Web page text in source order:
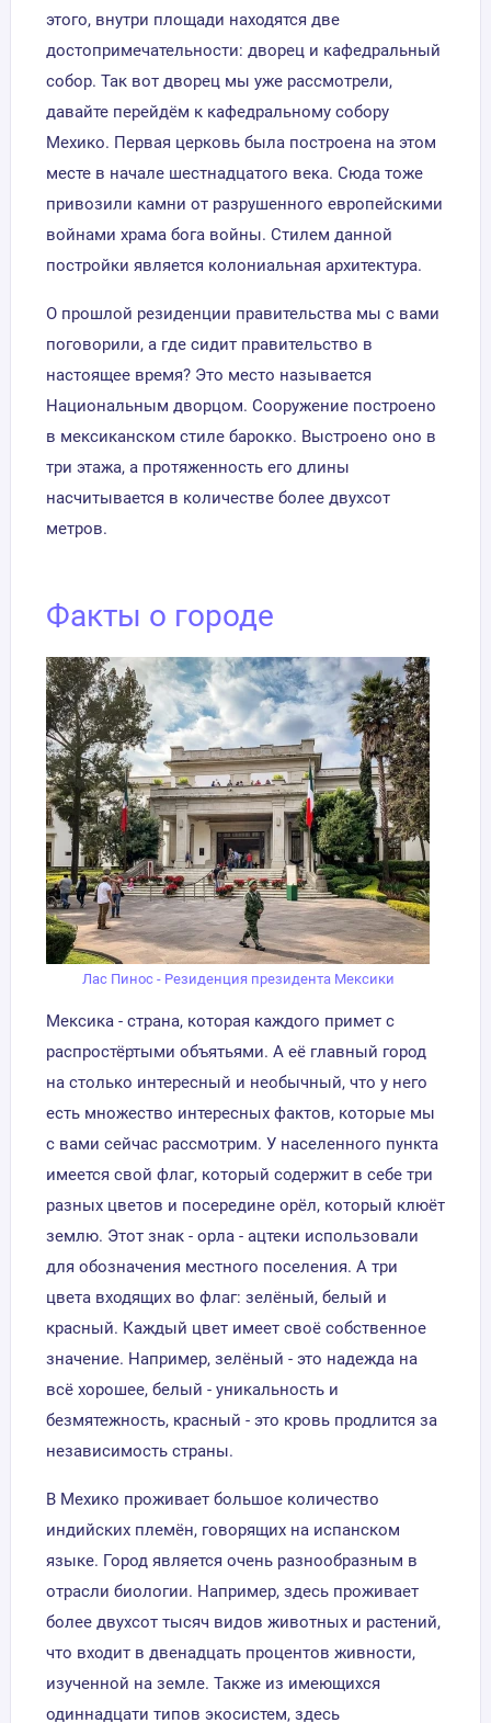
этого, внутри площади находятся две
достопримечательности: дворец и кафедральный
собор. Так вот дворец мы уже рассмотрели,
давайте перейдём к кафедральному собору
Мехико. Первая церковь была построена на этом
месте в начале шестнадцатого века. Сюда тоже
привозили камни от разрушенного европейскими
войнами храма бога войны. Стилем данной
постройки является колониальная архитектура.
О прошлой резиденции правительства мы с вами
поговорили, а где сидит правительство в
настоящее время? Это место называется
Национальным дворцом. Сооружение построено
в мексиканском стиле барокко. Выстроено оно в
три этажа, а протяженность его длины
насчитывается в количестве более двухсот
метров.
Факты о городе
Лас Пинос - Резиденция президента Мексики
Мексика - страна, которая каждого примет с
распростёртыми объятьями. А её главный город
на столько интересный и необычный, что у него
есть множество интересных фактов, которые мы
с вами сейчас рассмотрим. У населенного пункта
имеется свой флаг, который содержит в себе три
разных цветов и посередине орёл, который клюёт
землю. Этот знак - орла - ацтеки использовали
для обозначения местного поселения. А три
цвета входящих во флаг: зелёный, белый и
красный. Каждый цвет имеет своё собственное
значение. Например, зелёный - это надежда на
всё хорошее, белый - уникальность и
безмятежность, красный - это кровь продлится за
независимость страны.
В Мехико проживает большое количество
индийских племён, говорящих на испанском
языке. Город является очень разнообразным в
отрасли биологии. Например, здесь проживает
более двухсот тысяч видов животных и растений,
что входит в двенадцать процентов живности,
изученной на земле. Также из имеющихся
одиннадцати типов экосистем, здесь